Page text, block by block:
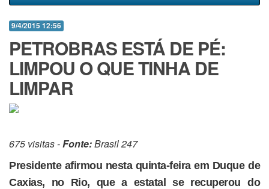
9/4/2015 12:56
PETROBRAS ESTÁ DE PÉ:
LIMPOU O QUE TINHA DE
LIMPAR
675 visitas -Fonte:Brasil 247
Presidente afirmou nesta quinta-feira em Duque de
Caxias, no Rio, que a estatal se recuperou do